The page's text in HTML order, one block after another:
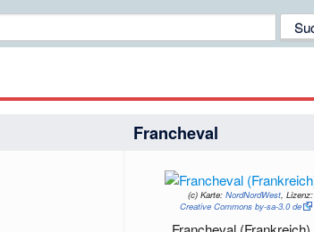
Francheval
(c) Karte: NordNordWest, Lizenz:
Creative Commons by-sa-3.0 de